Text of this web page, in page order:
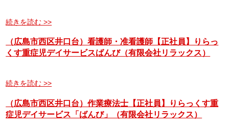
続きを読む >>
（広島市西区井口台）看護師・准看護師【正社員】りらっ
くす重症児デイサービスばんび（有限会社リラックス）
続きを読む >>
（広島市西区井口台）作業療法士【正社員】りらっくす重
症児デイサービス「ばんび」（有限会社リラックス）